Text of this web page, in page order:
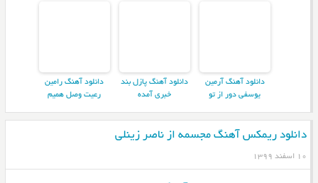
دانلود آهنگ آرمین
یوسفی دور از تو
دانلود آهنگ پازل بند
خبری آمده
دانلود آهنگ رامین
رعیت وصل همیم
دانلود ریمکس آهنگ مجسمه از ناصر زینلی
۱۰ اسفند ۱۳۹۹